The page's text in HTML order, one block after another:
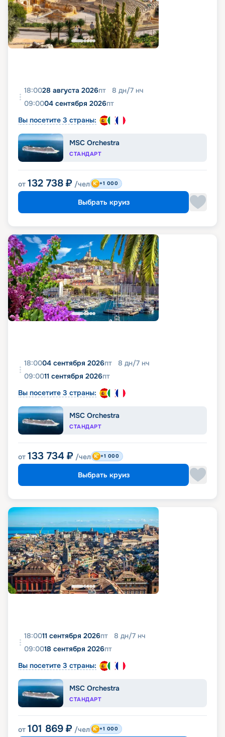
18:0028 августа 2026пт 8 дн/7 нч
09:0004 сентября 2026пт
Вы посетите 3 страны:
MSC Orchestra
СТАНДАРТ
от 132 738 ₽ /чел +1 000
Выбрать круиз
18:0004 сентября 2026пт 8 дн/7 нч
09:0011 сентября 2026пт
Вы посетите 3 страны:
MSC Orchestra
СТАНДАРТ
от 133 734 ₽ /чел +1 000
Выбрать круиз
18:0011 сентября 2026пт 8 дн/7 нч
09:0018 сентября 2026пт
Вы посетите 3 страны:
MSC Orchestra
СТАНДАРТ
от 101 869 ₽ /чел +1 000